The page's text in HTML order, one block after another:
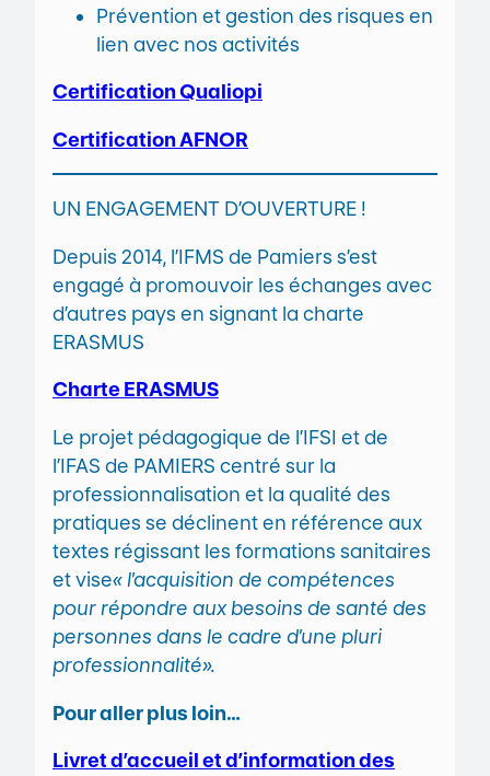
Prévention et gestion des risques en
lien avec nos activités
Certification Qualiopi
Certification AFNOR
UN ENGAGEMENT D’OUVERTURE !
Depuis 2014, l’IFMS de Pamiers s’est
engagé à promouvoir les échanges avec
d’autres pays en signant la charte
ERASMUS
Charte ERASMUS
Le projet pédagogique de l’IFSI et de
l’IFAS de PAMIERS centré sur la
professionnalisation et la qualité des
pratiques se déclinent en référence aux
textes régissant les formations sanitaires
et vise« l’acquisition de compétences
pour répondre aux besoins de santé des
personnes dans le cadre d’une pluri
professionnalité».
Pour aller plus loin…
Livret d’accueil et d’information des